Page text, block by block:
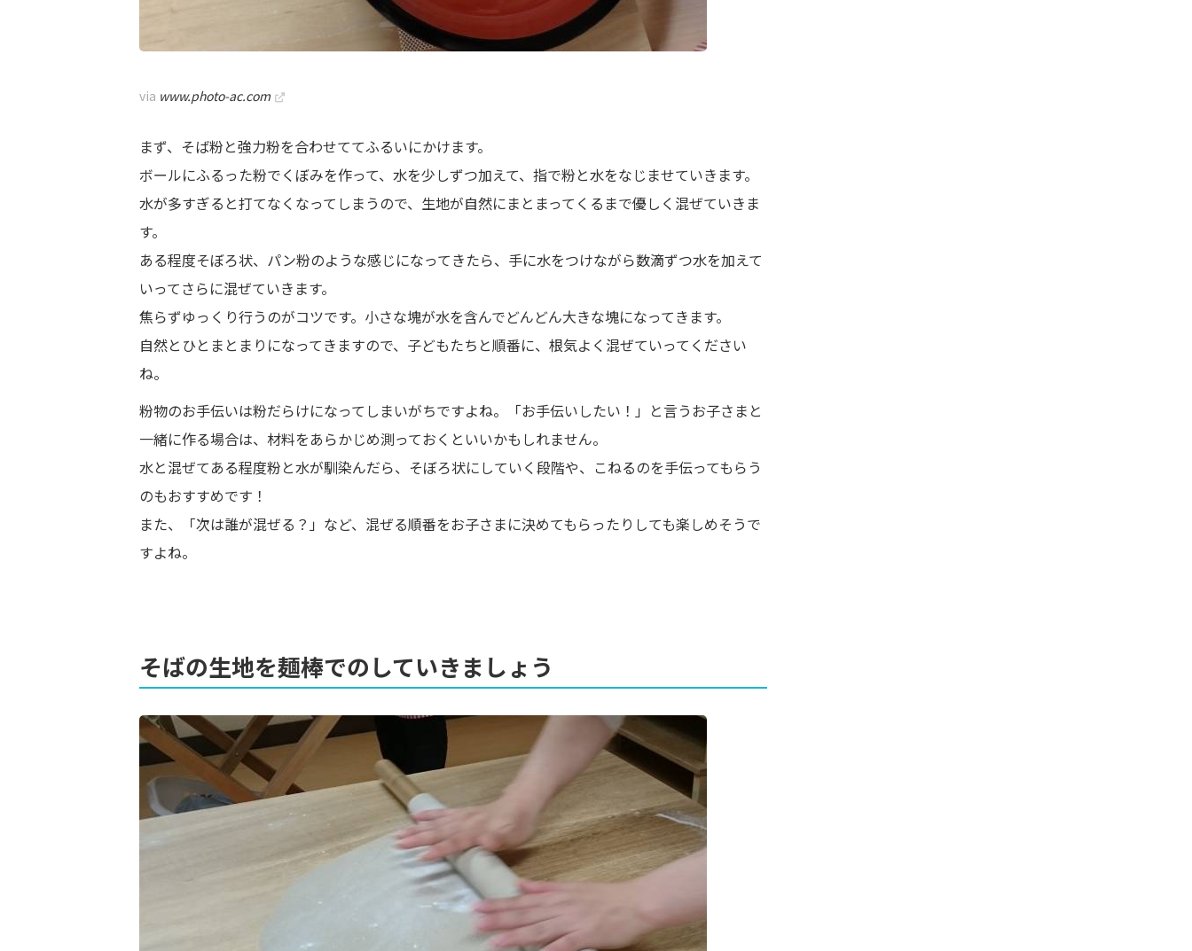
via www.photo-ac.com
まず、そば粉と強力粉を合わせててふるいにかけます。
ボールにふるった粉でくぼみを作って、水を少しずつ加えて、指で粉と水をなじませていきます。
水が多すぎると打てなくなってしまうので、生地が自然にまとまってくるまで優しく混ぜていきま
す。
ある程度そぼろ状、パン粉のような感じになってきたら、手に水をつけながら数滴ずつ水を加えて
いってさらに混ぜていきます。
焦らずゆっくり行うのがコツです。小さな塊が水を含んでどんどん大きな塊になってきます。
自然とひとまとまりになってきますので、子どもたちと順番に、根気よく混ぜていってください
ね。
粉物のお手伝いは粉だらけになってしまいがちですよね。「お手伝いしたい！」と言うお子さまと
一緒に作る場合は、材料をあらかじめ測っておくといいかもしれません。
水と混ぜてある程度粉と水が馴染んだら、そぼろ状にしていく段階や、こねるのを手伝ってもらう
のもおすすめです！
また、「次は誰が混ぜる？」など、混ぜる順番をお子さまに決めてもらったりしても楽しめそうで
すよね。
そばの生地を麺棒でのしていきましょう